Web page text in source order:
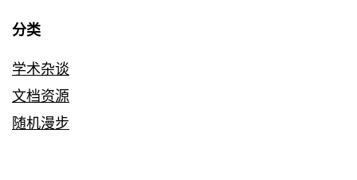
分类
学术杂谈
文档资源
随机漫步